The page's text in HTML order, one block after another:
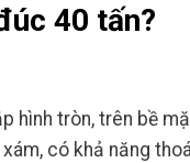
40 tấn?
hình tròn, trên bề
có khả năng